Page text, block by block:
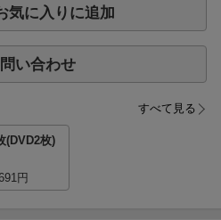
気に入りに追加
い合わせ
すべて見る
(DVD2枚)
円